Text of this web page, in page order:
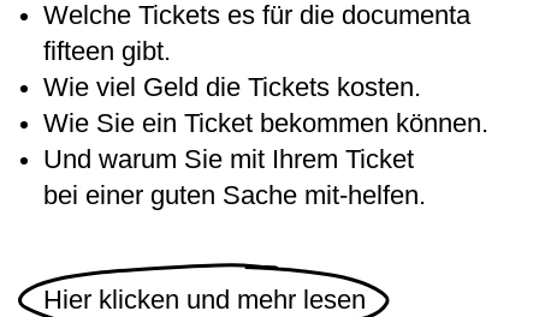
Welche Tickets es für die documenta
fifteen gibt.
Wie viel Geld die Tickets kosten.
Wie Sie ein Ticket bekommen können.
Und warum Sie mit Ihrem Ticket
bei einer guten Sache mit-helfen.
Hier klicken und mehr lesen